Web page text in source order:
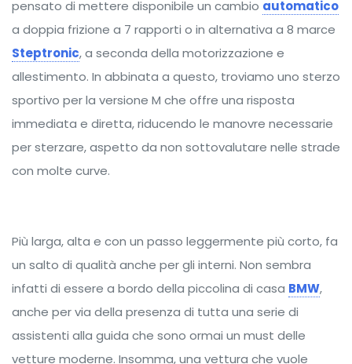
pensato di mettere disponibile un cambio automatico
a doppia frizione a 7 rapporti o in alternativa a 8 marce
Steptronic, a seconda della motorizzazione e
allestimento. In abbinata a questo, troviamo uno sterzo
sportivo per la versione M che offre una risposta
immediata e diretta, riducendo le manovre necessarie
per sterzare, aspetto da non sottovalutare nelle strade
con molte curve.
Più larga, alta e con un passo leggermente più corto, fa
un salto di qualità anche per gli interni. Non sembra
infatti di essere a bordo della piccolina di casa BMW,
anche per via della presenza di tutta una serie di
assistenti alla guida che sono ormai un must delle
vetture moderne. Insomma, una vettura che vuole